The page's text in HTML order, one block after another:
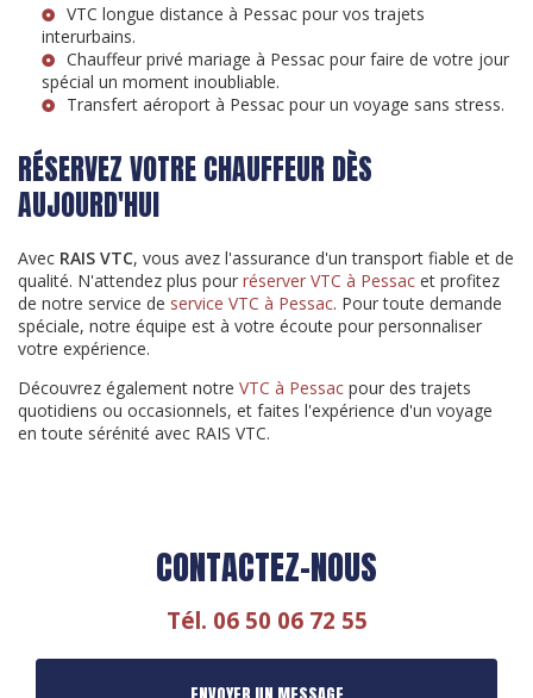
VTC longue distance à Pessac pour vos trajets
interurbains.
Chauffeur privé mariage à Pessac pour faire de votre jour
spécial un moment inoubliable.
Transfert aéroport à Pessac pour un voyage sans stress.
RÉSERVEZ VOTRE CHAUFFEUR DÈS
AUJOURD'HUI
Avec RAIS VTC, vous avez l'assurance d'un transport fiable et de
qualité. N'attendez plus pour réserver VTC à Pessac et profitez
de notre service de service VTC à Pessac. Pour toute demande
spéciale, notre équipe est à votre écoute pour personnaliser
votre expérience.
Découvrez également notre VTC à Pessac pour des trajets
quotidiens ou occasionnels, et faites l'expérience d'un voyage
en toute sérénité avec RAIS VTC.
CONTACTEZ-NOUS
Tél. 06 50 06 72 55